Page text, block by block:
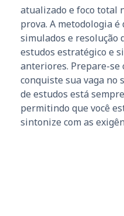
atualizado e foco total
prova. A metodologia
simulados e resolução
estudos estratégico e
anteriores. Prepare-se
conquiste sua vaga no
de estudos está
permitindo que você
sintonize com as